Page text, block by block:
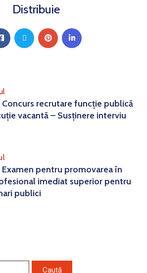
Distribuie
Concurs recrutare funcție publică
vacantă – Susținere interviu
Examen pentru promovarea în
imediat superior pentru
publici